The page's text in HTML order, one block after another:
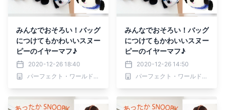
みんなでおそろい！バッグ
につけてもかわいいスヌー
ピーのイヤーマフ♪
2020-12-26 18:40
パーフェクト・ワールド株式会社
みんなでおそろい！バッグ
につけてもかわいいスヌー
ピーのイヤーマフ♪
2020-12-26 14:50
パーフェクト・ワールド株式会社